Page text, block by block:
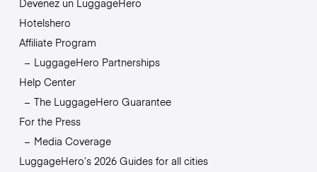
Hotelshero
Affiliate Program
LuggageHero Partnerships
Help Center
The LuggageHero Guarantee
For the Press
Media Coverage
LuggageHero’s 2026 Guides for all cities